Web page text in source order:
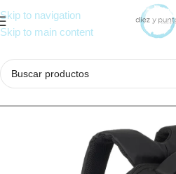
Skip to navigation
Skip to main content